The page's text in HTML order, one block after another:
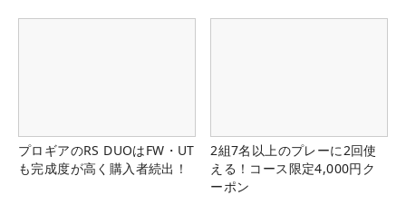
プロギアのRS DUOはFW・UT
も完成度が高く購入者続出！
2組7名以上のプレーに2回使
える！コース限定4,000円ク
ーポン